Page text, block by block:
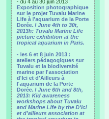
- du 4 au 30 juin 2013 :
Exposition photographique
sur le projet Tuvalu Marine
Life à l'aquarium de la Porte
Dorée. / June 4th to 30t,
2013h: Tuvalu Marine Life
picture exhibition at the
tropical aquarium in Paris.
- les 6 et 8 juin 2013 :
ateliers pédagogiques sur
Tuvalu et la biodiversité
marine par l'association
d'Ici et d'Ailleurs à
l'aquarium de la Porte
Dorée. / June 6th and 8th,
2013: Kid awareness
workshops about Tuvalu
and Marine Life by the D'Ici
et d'ailleurs association at